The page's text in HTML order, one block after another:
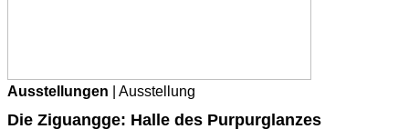
Ausstellungen | Ausstellung
Die Ziguangge: Halle des Purpurglanzes